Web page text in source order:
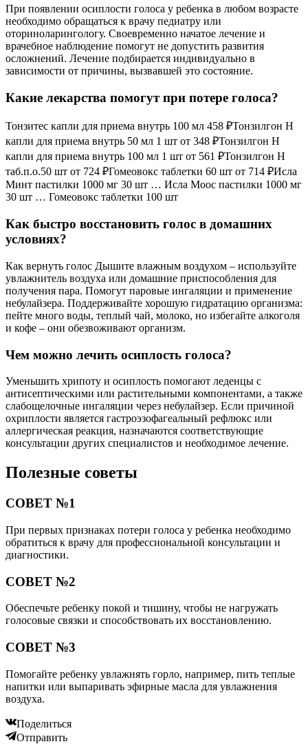
При появлении осиплости голоса у ребенка в любом возрасте
необходимо обращаться к врачу педиатру или
оториноларингологу. Своевременно начатое лечение и
врачебное наблюдение помогут не допустить развития
осложнений. Лечение подбирается индивидуально в
зависимости от причины, вызвавшей это состояние.
Какие лекарства помогут при потере голоса?
Тонзитес капли для приема внутрь 100 мл 458 ₽Тонзилгон Н
капли для приема внутрь 50 мл 1 шт от 348 ₽Тонзилгон Н
капли для приема внутрь 100 мл 1 шт от 561 ₽Тонзилгон Н
таб.п.о.50 шт от 724 ₽Гомеовокс таблетки 60 шт от 714 ₽Исла
Минт пастилки 1000 мг 30 шт … Исла Моос пастилки 1000 мг
30 шт … Гомеовокс таблетки 100 шт
Как быстро восстановить голос в домашних
условиях?
Как вернуть голос Дышите влажным воздухом – используйте
увлажнитель воздуха или домашние приспособления для
получения пара. Помогут паровые ингаляции и применение
небулайзера. Поддерживайте хорошую гидратацию организма:
пейте много воды, теплый чай, молоко, но избегайте алкоголя
и кофе – они обезвоживают организм.
Чем можно лечить осиплость голоса?
Уменьшить хрипоту и осиплость помогают леденцы с
антисептическими или растительными компонентами, а также
слабощелочные ингаляции через небулайзер. Если причиной
охриплости является гастроэзофагеальный рефлюкс или
аллергическая реакция, назначаются соответствующие
консультации других специалистов и необходимое лечение.
Полезные советы
СОВЕТ №1
При первых признаках потери голоса у ребенка необходимо
обратиться к врачу для профессиональной консультации и
диагностики.
СОВЕТ №2
Обеспечьте ребенку покой и тишину, чтобы не нагружать
голосовые связки и способствовать их восстановлению.
СОВЕТ №3
Помогайте ребенку увлажнять горло, например, пить теплые
напитки или выпаривать эфирные масла для увлажнения
воздуха.
Поделиться
Отправить